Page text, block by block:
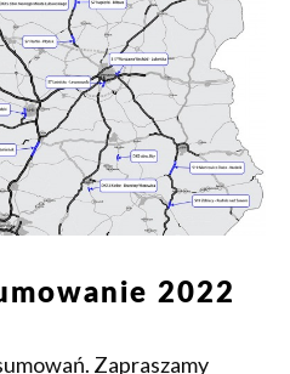
2022
Zapraszamy